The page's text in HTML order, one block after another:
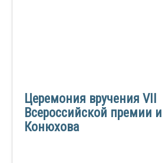
Церемония вручения VII
Всероссийской премии
Конюхова